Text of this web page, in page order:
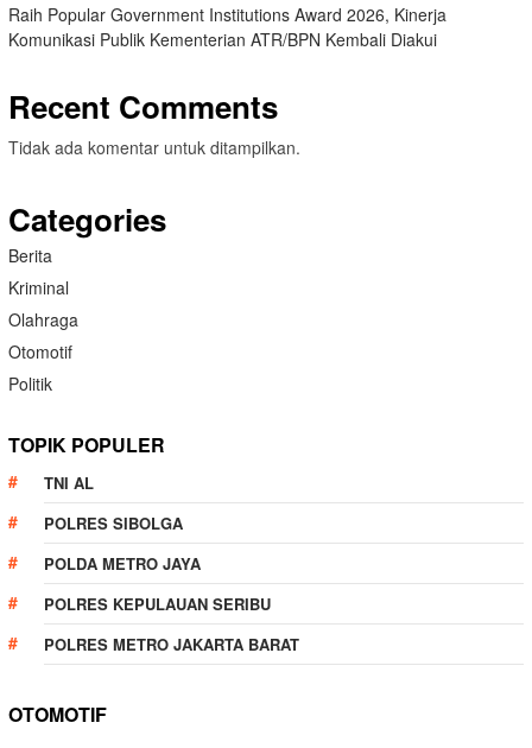
Raih Popular Government Institutions Award 2026, Kinerja
Komunikasi Publik Kementerian ATR/BPN Kembali Diakui
Recent Comments
Tidak ada komentar untuk ditampilkan.
Categories
Berita
Kriminal
Olahraga
Otomotif
Politik
TOPIK POPULER
TNI AL
POLRES SIBOLGA
POLDA METRO JAYA
POLRES KEPULAUAN SERIBU
POLRES METRO JAKARTA BARAT
OTOMOTIF